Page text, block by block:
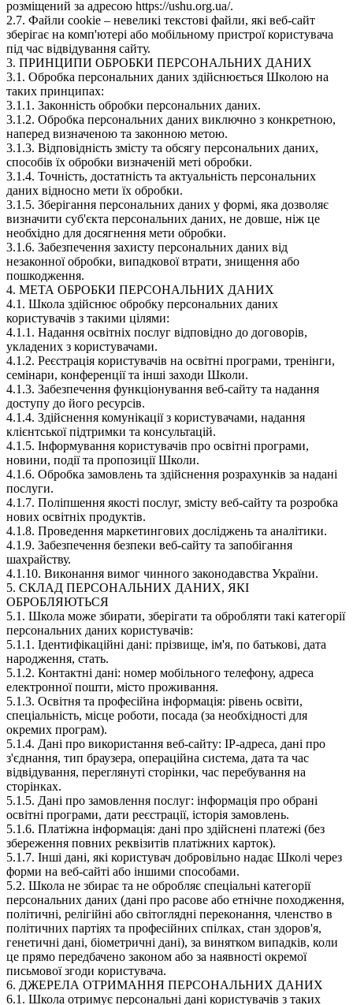
розміщений за адресою https://ushu.org.ua/.
2.7. Файли cookie – невеликі текстові файли, які веб-сайт
зберігає на комп'ютері або мобільному пристрої користувача
під час відвідування сайту.
3. ПРИНЦИПИ ОБРОБКИ ПЕРСОНАЛЬНИХ ДАНИХ
3.1. Обробка персональних даних здійснюється Школою на
таких принципах:
3.1.1. Законність обробки персональних даних.
3.1.2. Обробка персональних даних виключно з конкретною,
наперед визначеною та законною метою.
3.1.3. Відповідність змісту та обсягу персональних даних,
способів їх обробки визначеній меті обробки.
3.1.4. Точність, достатність та актуальність персональних
даних відносно мети їх обробки.
3.1.5. Зберігання персональних даних у формі, яка дозволяє
визначити суб'єкта персональних даних, не довше, ніж це
необхідно для досягнення мети обробки.
3.1.6. Забезпечення захисту персональних даних від
незаконної обробки, випадкової втрати, знищення або
пошкодження.
4. МЕТА ОБРОБКИ ПЕРСОНАЛЬНИХ ДАНИХ
4.1. Школа здійснює обробку персональних даних
користувачів з такими цілями:
4.1.1. Надання освітніх послуг відповідно до договорів,
укладених з користувачами.
4.1.2. Реєстрація користувачів на освітні програми, тренінги,
семінари, конференції та інші заходи Школи.
4.1.3. Забезпечення функціонування веб-сайту та надання
доступу до його ресурсів.
4.1.4. Здійснення комунікації з користувачами, надання
клієнтської підтримки та консультацій.
4.1.5. Інформування користувачів про освітні програми,
новини, події та пропозиції Школи.
4.1.6. Обробка замовлень та здійснення розрахунків за надані
послуги.
4.1.7. Поліпшення якості послуг, змісту веб-сайту та розробка
нових освітніх продуктів.
4.1.8. Проведення маркетингових досліджень та аналітики.
4.1.9. Забезпечення безпеки веб-сайту та запобігання
шахрайству.
4.1.10. Виконання вимог чинного законодавства України.
5. СКЛАД ПЕРСОНАЛЬНИХ ДАНИХ, ЯКІ
ОБРОБЛЯЮТЬСЯ
5.1. Школа може збирати, зберігати та обробляти такі категорії
персональних даних користувачів:
5.1.1. Ідентифікаційні дані: прізвище, ім'я, по батькові, дата
народження, стать.
5.1.2. Контактні дані: номер мобільного телефону, адреса
електронної пошти, місто проживання.
5.1.3. Освітня та професійна інформація: рівень освіти,
спеціальність, місце роботи, посада (за необхідності для
окремих програм).
5.1.4. Дані про використання веб-сайту: IP-адреса, дані про
з'єднання, тип браузера, операційна система, дата та час
відвідування, переглянуті сторінки, час перебування на
сторінках.
5.1.5. Дані про замовлення послуг: інформація про обрані
освітні програми, дати реєстрації, історія замовлень.
5.1.6. Платіжна інформація: дані про здійснені платежі (без
збереження повних реквізитів платіжних карток).
5.1.7. Інші дані, які користувач добровільно надає Школі через
форми на веб-сайті або іншими способами.
5.2. Школа не збирає та не обробляє спеціальні категорії
персональних даних (дані про расове або етнічне походження,
політичні, релігійні або світоглядні переконання, членство в
політичних партіях та професійних спілках, стан здоров'я,
генетичні дані, біометричні дані), за винятком випадків, коли
це прямо передбачено законом або за наявності окремої
письмової згоди користувача.
6. ДЖЕРЕЛА ОТРИМАННЯ ПЕРСОНАЛЬНИХ ДАНИХ
6.1. Школа отримує персональні дані користувачів з таких